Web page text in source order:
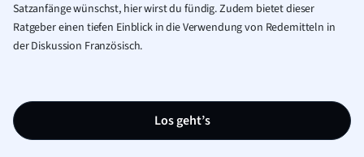
Satzanfänge wünschst, hier wirst du fündig. Zudem bietet dieser
Ratgeber einen tiefen Einblick in die Verwendung von Redemitteln in
der Diskussion Französisch.
Los geht’s